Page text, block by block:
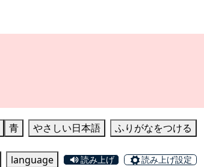
青 やさしい日本語 ふりがなをつける
language 読み上げ 読み上げ設定